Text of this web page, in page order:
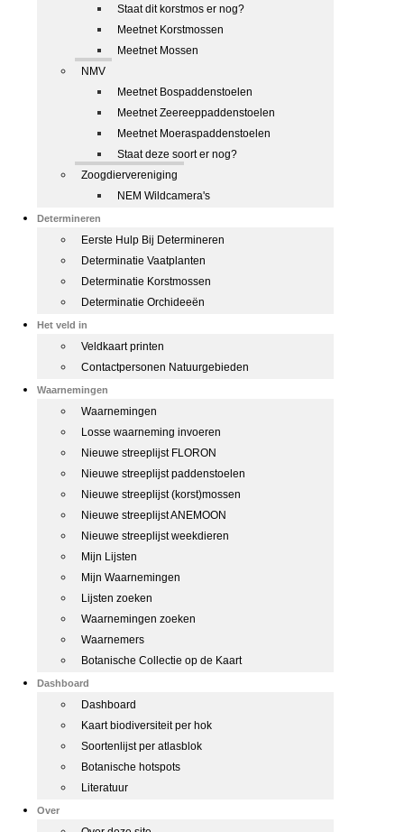
Staat dit korstmos er nog?
Meetnet Korstmossen
Meetnet Mossen
NMV
Meetnet Bospaddenstoelen
Meetnet Zeereeppaddenstoelen
Meetnet Moeraspaddenstoelen
Staat deze soort er nog?
Zoogdiervereniging
NEM Wildcamera's
Determineren
Eerste Hulp Bij Determineren
Determinatie Vaatplanten
Determinatie Korstmossen
Determinatie Orchideeën
Het veld in
Veldkaart printen
Contactpersonen Natuurgebieden
Waarnemingen
Waarnemingen
Losse waarneming invoeren
Nieuwe streeplijst FLORON
Nieuwe streeplijst paddenstoelen
Nieuwe streeplijst (korst)mossen
Nieuwe streeplijst ANEMOON
Nieuwe streeplijst weekdieren
Mijn Lijsten
Mijn Waarnemingen
Lijsten zoeken
Waarnemingen zoeken
Waarnemers
Botanische Collectie op de Kaart
Dashboard
Dashboard
Kaart biodiversiteit per hok
Soortenlijst per atlasblok
Botanische hotspots
Literatuur
Over